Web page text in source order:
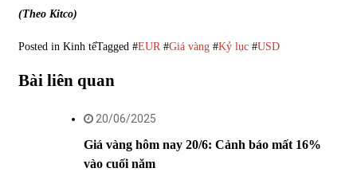
(Theo Kitco)
Posted in Kinh tếTagged #EUR #Giá vàng#Kỷ lục#USD
Bài liên quan
20/06/2025
Giá vàng hôm nay 20/6: Cảnh báo mất 16%
vào cuối năm